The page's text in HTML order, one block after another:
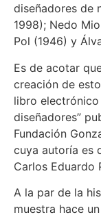
diseñadores de
1998); Nedo
Pol (1946) y
Es de acotar
creación de
libro electrónico
diseñadores”
Fundación
cuya autoría es
Carlos Eduardo
A la par de la
muestra hace